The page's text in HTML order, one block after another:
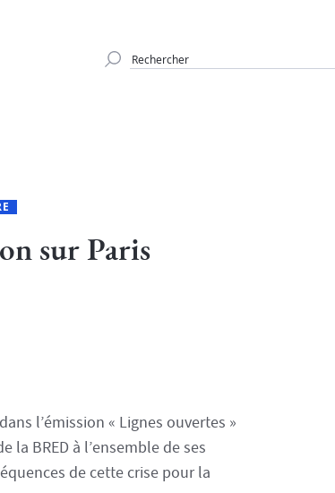
sur Paris
l’émission « Lignes ouvertes »
BRED à l’ensemble de ses
de cette crise pour la